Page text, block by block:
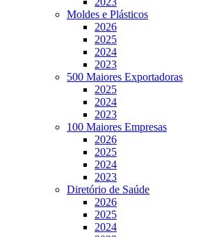
Moldes e Plásticos
2026
2025
2024
2023
500 Maiores Exportadoras
2025
2024
2023
100 Maiores Empresas
2026
2025
2024
2023
Diretório de Saúde
2026
2025
2024